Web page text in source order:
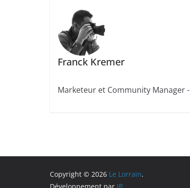
Franck Kremer
Marketeur et Community Manager -
Copyright © 2026 Le Lorrain.
Développement par JP